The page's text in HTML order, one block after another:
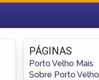
Fazer login
Criar conta
PÁGINAS
Porto Velho Mais
Sobre Porto Velho